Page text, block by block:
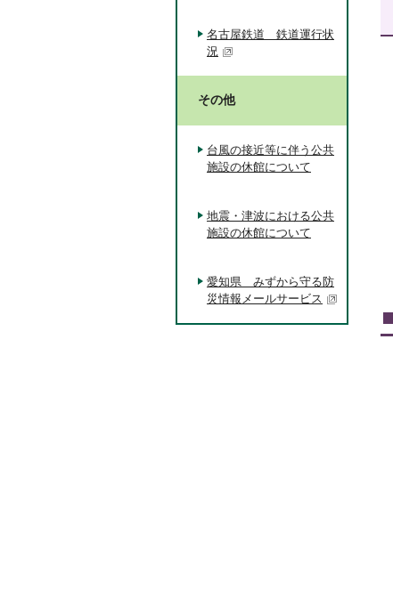
名古屋鉄道 鉄道運行状
況
その他
台風の接近等に伴う公共
施設の休館について
地震・津波における公共
施設の休館について
愛知県 みずから守る防
災情報メールサービス